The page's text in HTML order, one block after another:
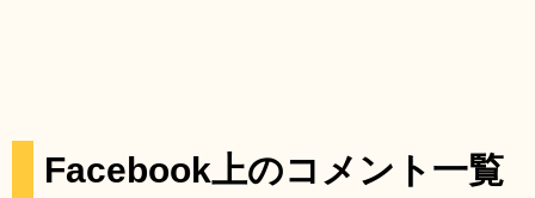
Facebook上のコメント一覧